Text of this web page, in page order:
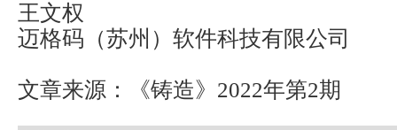
王文权
迈格码（苏州）软件科技有限公司
文章来源：《铸造》2022年第2期